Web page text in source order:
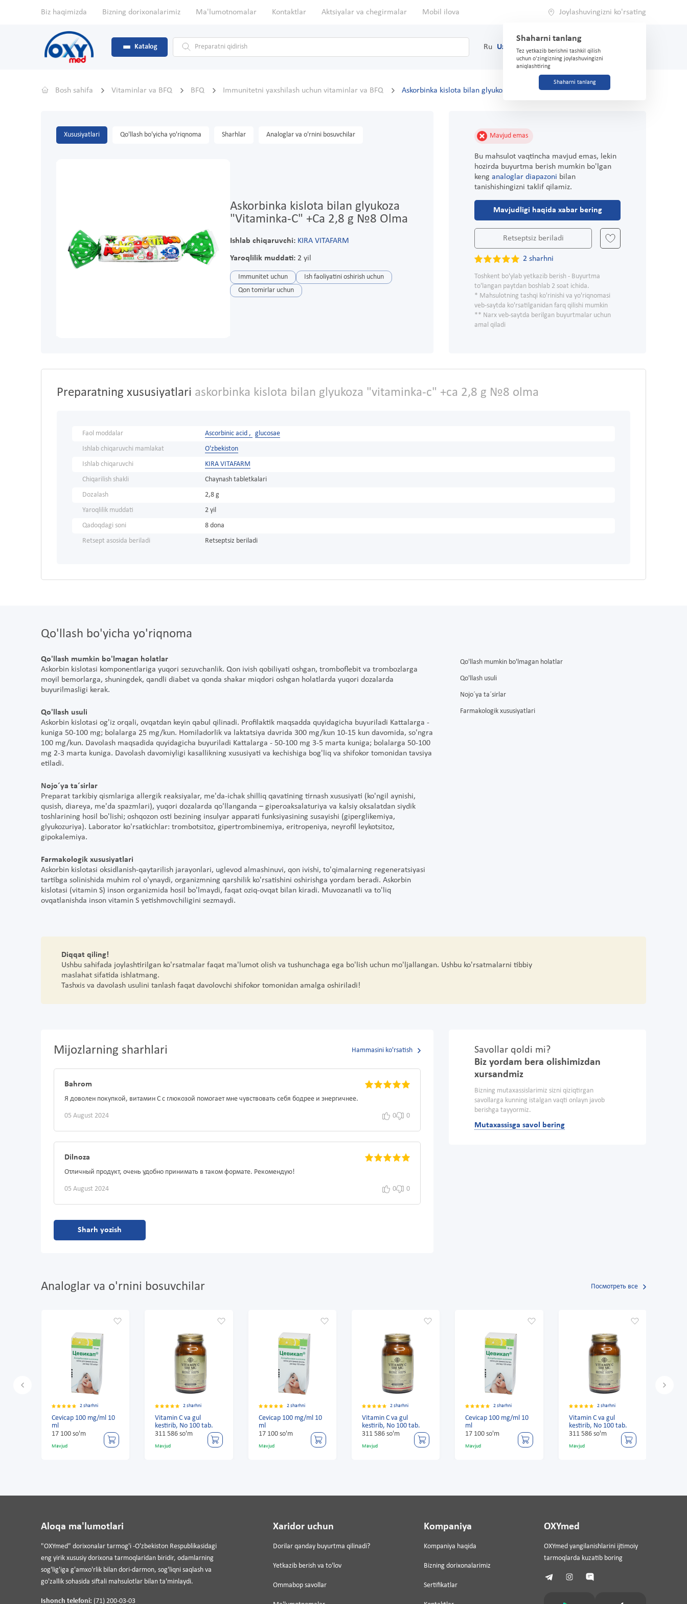
Biz haqimizda Bizning dorixonalarimiz Ma'lumotnomalar Kontaktlar Aktsiyalar va chegirmalar Mobil ilova Joylashuvingizni ko'rsating
Shaharni tanlang
Tez yetkazib berishni tashkil qilish
uchun o'zingizning joylashuvingizni
aniqlashtiring
Shaharni tanlang
Katalog Ru Uz (71) 200-03-03
Bosh sahifa Vitaminlar va BFQ BFQ Immunitetni yaxshilash uchun vitaminlar va BFQ Askorbinka kislota bilan glyukoza "Vitaminka-C" +Ca 2,8 g №8 Olma
Xususiyatlari Qo'llash bo'yicha yo'riqnoma Sharhlar Analoglar va o'rnini bosuvchilar
Askorbinka kislota bilan glyukoza
"Vitaminka-C" +Ca 2,8 g №8 Olma
Ishlab chiqaruvchi: KIRA VITAFARM
Yaroqlilik muddati:2 yil
Immunitet uchun
Ish faoliyatini oshirish uchun
Qon tomirlar uchun
Mavjud emas
Bu mahsulot vaqtincha mavjud emas, lekin
hozirda buyurtma berish mumkin bo'lgan
keng analoglar diapazoni bilan
tanishishingizni taklif qilamiz.
Mavjudligi haqida xabar bering
Retseptsiz beriladi
2 sharhni
Toshkent bo'ylab yetkazib berish - Buyurtma
to'langan paytdan boshlab 2 soat ichida.
* Mahsulotning tashqi ko'rinishi va yo'riqnomasi
veb-saytda ko'rsatilganidan farq qilishi mumkin
** Narx veb-saytda berilgan buyurtmalar uchun
amal qiladi
Preparatning xususiyatlari askorbinka kislota bilan glyukoza "vitaminka-c" +ca 2,8 g №8 olma
Faol moddalar Ascorbinic acid , glucosae
Ishlab chiqaruvchi mamlakat
O'zbekiston
Ishlab chiqaruvchi
KIRA VITAFARM
Chiqarilish shakli
Chaynash tabletkalari
Dozalash
2,8 g
Yaroqlilik muddati
2 yil
Qadoqdagi soni
8 dona
Retsept asosida beriladi
Retseptsiz beriladi
Qo'llash bo'yicha yo'riqnoma
Qo'llash mumkin bo'lmagan holatlar
Askorbin kislotasi komponentlariga yuqori sezuvchanlik. Qon ivish qobiliyati oshgan, tromboflebit va trombozlarga
moyil bemorlarga, shuningdek, qandli diabet va qonda shakar miqdori oshgan holatlarda yuqori dozalarda
buyurilmasligi kerak.
Qo'llash usuli
Askorbin kislotasi og'iz orqali, ovqatdan keyin qabul qilinadi. Profilaktik maqsadda quyidagicha buyuriladi Kattalarga -
kuniga 50-100 mg; bolalarga 25 mg/kun. Homiladorlik va laktatsiya davrida 300 mg/kun 10-15 kun davomida, so'ngra
100 mg/kun. Davolash maqsadida quyidagicha buyuriladi Kattalarga - 50-100 mg 3-5 marta kuniga; bolalarga 50-100
mg 2-3 marta kuniga. Davolash davomiyligi kasallikning xususiyati va kechishiga bog'liq va shifokor tomonidan tavsiya
etiladi.
Nojo´ya ta´sirlar
Preparat tarkibiy qismlariga allergik reaksiyalar, me'da-ichak shilliq qavatining tirnash xususiyati (ko'ngil aynishi,
qusish, diareya, me'da spazmlari), yuqori dozalarda qo'llanganda – giperoaksalaturiya va kalsiy oksalatdan siydik
toshlarining hosil bo'lishi; oshqozon osti bezining insulyar apparati funksiyasining susayishi (giperglikemiya,
glyukozuriya). Laborator ko'rsatkichlar: trombotsitoz, gipertrombinemiya, eritropeniya, neyrofil leykotsitoz,
gipokalemiya.
Farmakologik xususiyatlari
Askorbin kislotasi oksidlanish-qaytarilish jarayonlari, uglevod almashinuvi, qon ivishi, to'qimalarning regeneratsiyasi
tartibga solinishida muhim rol o'ynaydi, organizmning qarshilik ko'rsatishini oshirishga yordam beradi. Askorbin
kislotasi (vitamin S) inson organizmida hosil bo'lmaydi, faqat oziq-ovqat bilan kiradi. Muvozanatli va to'liq
ovqatlanishda inson vitamin S yetishmovchiligini sezmaydi.
Qo'llash mumkin bo'lmagan holatlar
Qo'llash usuli
Nojo´ya ta´sirlar
Farmakologik xususiyatlari
Diqqat qiling!
Ushbu sahifada joylashtirilgan ko'rsatmalar faqat ma'lumot olish va tushunchaga ega bo'lish uchun mo'ljallangan. Ushbu ko'rsatmalarni tibbiy
maslahat sifatida ishlatmang.
Tashxis va davolash usulini tanlash faqat davolovchi shifokor tomonidan amalga oshiriladi!
Mijozlarning sharhlari Hammasini ko'rsatish
Bahrom
Я доволен покупкой, витамин С с глюкозой помогает мне чувствовать себя бодрее и энергичнее.
05 August 2024 0 0
Dilnoza
Отличный продукт, очень удобно принимать в таком формате. Рекомендую!
05 August 2024 0 0
Sharh yozish
Savollar qoldi mi?
Biz yordam bera olishimizdan
xursandmiz
Bizning mutaxassislarimiz sizni qiziqtirgan
savollarga kunning istalgan vaqti onlayn javob
berishga tayyormiz.
Mutaxassisga savol bering
Analoglar va o'rnini bosuvchilar Посмотреть все
2 sharhni
Cevicap 100 mg/ml 10
2 sharhni
Vitamin C va gul
kestirib, No 100 tab.
311 586 so'm
Mavjud
2 sharhni
Cevicap 100 mg/ml 10
17 100 so'm
Mavjud
2 sharhni
Vitamin C va gul
kestirib, No 100 tab.
311 586 so'm
Mavjud
2 sharhni
Cevicap 100 mg/ml 10
17 100 so'm
Mavjud
2 sharhni
Vitamin C va gul
kestirib, No 100 tab.
311 586 so'm
Mavjud
17 100 so'm
Mavjud
Aloqa ma'lumotlari
"OXYmed" dorixonalar tarmog'i -O'zbekiston Respublikasidagi
eng yirik xususiy dorixona tarmoqlaridan biridir, odamlarning
sog'lig'iga g'amxo'rlik bilan dori-darmon, sog'liqni saqlash va
go'zallik sohasida siftali mahsulotlar bilan ta'minlaydi.
Ishonch telefoni: (71) 200-03-03
Xaridor uchun
Dorilar qanday buyurtma qilinadi?
Yetkazib berish va to'lov
Ommabop savollar
Kompaniya
Kompaniya haqida
Bizning dorixonalarimiz
Sertifikatlar
OXYmed
OXYmed yangilanishlarini ijtimoiy
tarmoqlarda kuzatib boring